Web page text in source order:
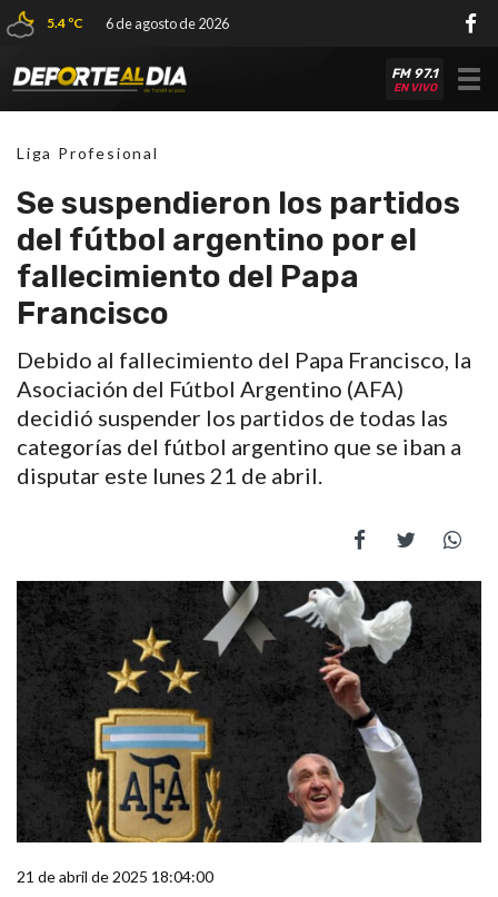
5.4 ºC 6 de agosto de 2026
FM 97.1
EN VIVO
Liga Profesional
Se suspendieron los partidos
del fútbol argentino por el
fallecimiento del Papa
Francisco
Debido al fallecimiento del Papa Francisco, la
Asociación del Fútbol Argentino (AFA)
decidió suspender los partidos de todas las
categorías del fútbol argentino que se iban a
disputar este lunes 21 de abril.
21 de abril de 2025 18:04:00